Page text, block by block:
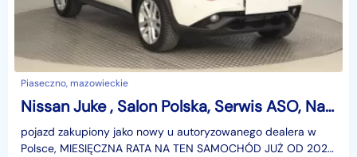
Piaseczno, mazowieckie
Nissan Juke , Salon Polska, Serwis ASO, Navi, Klimatronic, Tempomat,
pojazd zakupiony jako nowy u autoryzowanego dealera w
Polsce, MIESIĘCZNA RATA NA TEN SAMOCHÓD JUŻ OD 202